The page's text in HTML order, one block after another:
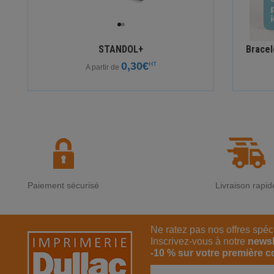
STANDOL+
A partir de 0,30€HT
Paiement sécurisé Livraison
Ne ratez pas nos offres
Inscrivez-vous à notre
-10 % sur votre première